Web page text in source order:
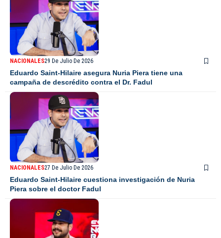
NACIONALES29 De Julio De 2026
Eduardo Saint-Hilaire asegura Nuria Piera tiene una
campaña de descrédito contra el Dr. Fadul
NACIONALES27 De Julio De 2026
Eduardo Saint-Hilaire cuestiona investigación de Nuria
Piera sobre el doctor Fadul